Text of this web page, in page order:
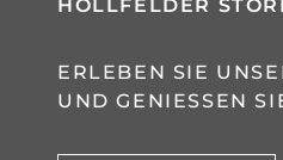
HOLLFELDER
ERLEBEN SIE
UND GENIESSEN